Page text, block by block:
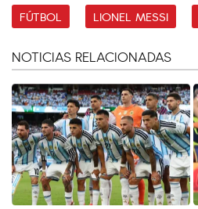
FÚTBOL LIONEL MESSI
NOTICIAS RELACIONADAS